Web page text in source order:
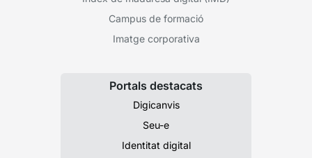
Campus de formació
Imatge corporativa
Portals destacats
Digicanvis
Seu-e
Identitat digital